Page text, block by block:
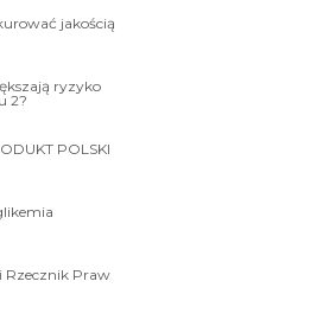
jakością
ryzyko
2?
POLSKI
Rzecznik Praw